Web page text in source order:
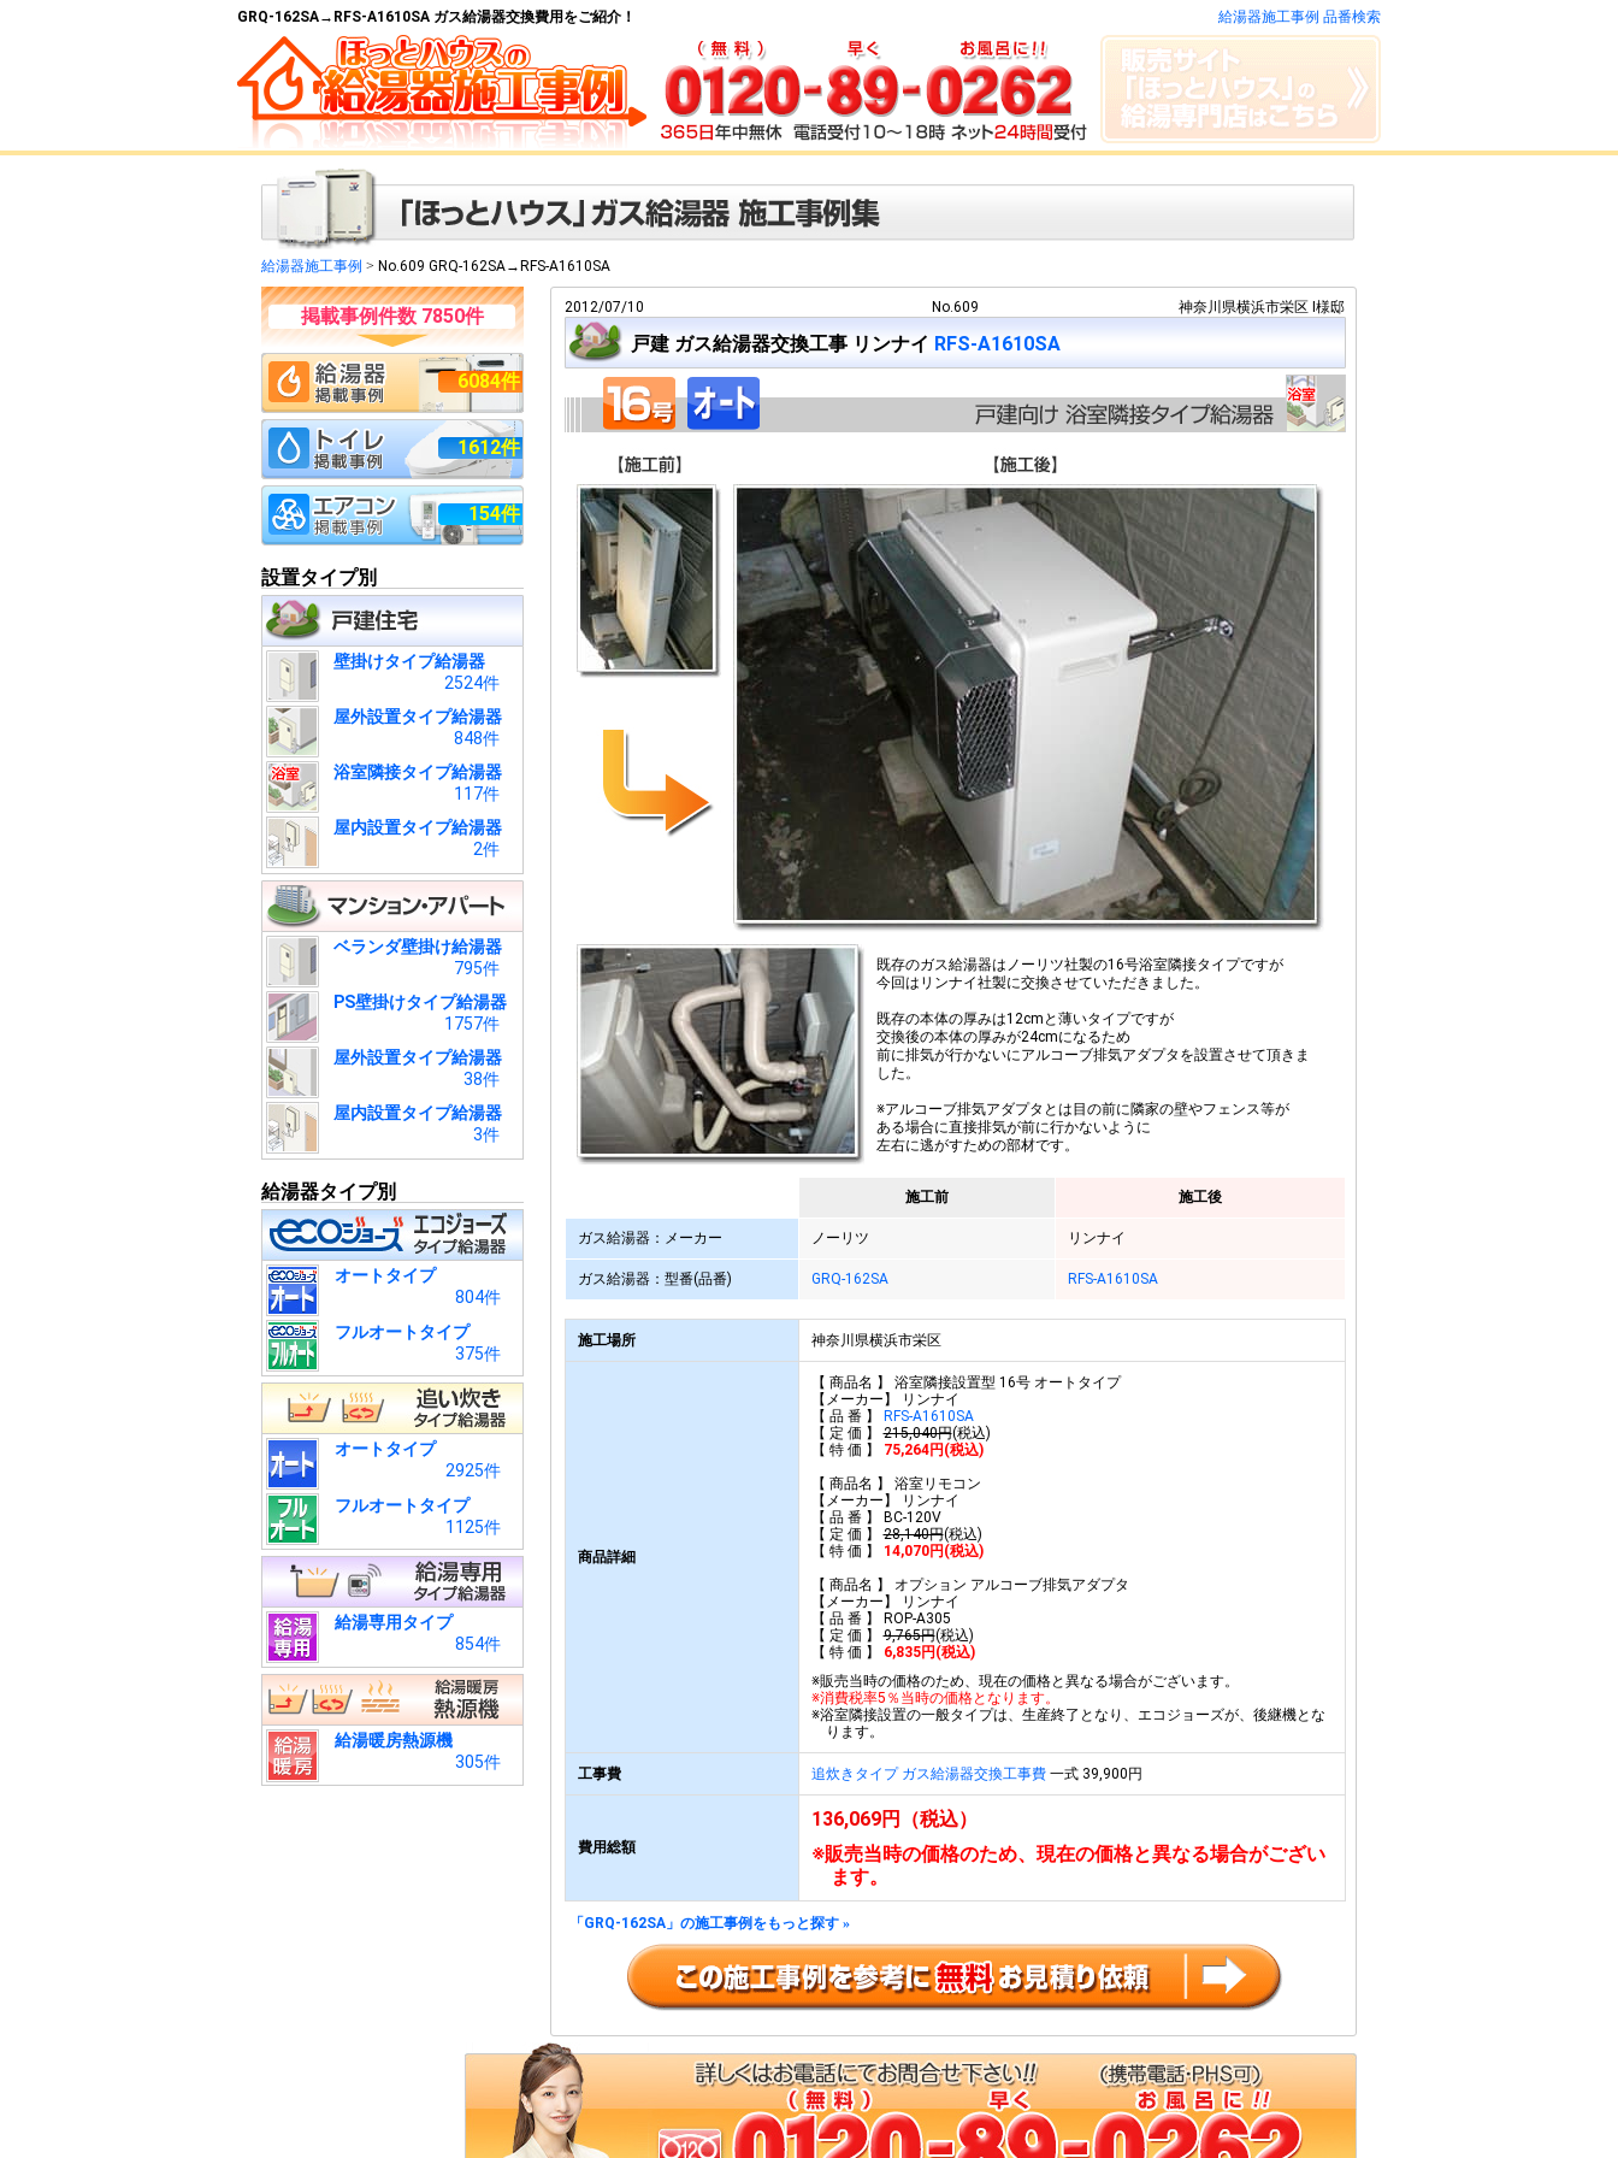
GRQ-162SA→RFS-A1610SA ガス給湯器交換費用をご紹介！ 給湯器施工事例 品番検索
給湯器施工事例 > No.609 GRQ-162SA→RFS-A1610SA
掲載事例件数 7850件
6084件
1612件
154件
設置タイプ別
壁掛けタイプ給湯器
2524件
屋外設置タイプ給湯器
848件
浴室隣接タイプ給湯器
117件
屋内設置タイプ給湯器
2件
ベランダ壁掛け給湯器
795件
PS壁掛けタイプ給湯器
1757件
屋外設置タイプ給湯器
38件
屋内設置タイプ給湯器
3件
給湯器タイプ別
オートタイプ
804件
フルオートタイプ
375件
オートタイプ
2925件
フルオートタイプ
1125件
給湯専用タイプ
854件
給湯暖房熱源機
305件
2012/07/10 No.609 神奈川県横浜市栄区 I様邸
戸建 ガス給湯器交換工事 リンナイ RFS-A1610SA
既存のガス給湯器はノーリツ社製の16号浴室隣接タイプですが
今回はリンナイ社製に交換させていただきました。
既存の本体の厚みは12cmと薄いタイプですが
交換後の本体の厚みが24cmになるため
前に排気が行かないにアルコーブ排気アダプタを設置させて頂きま
した。
※アルコーブ排気アダプタとは目の前に隣家の壁やフェンス等が
ある場合に直接排気が前に行かないように
左右に逃がすための部材です。
施工前 施工後
ガス給湯器：メーカー ノーリツ リンナイ
ガス給湯器：型番(品番) GRQ-162SA RFS-A1610SA
施工場所 神奈川県横浜市栄区
商品詳細
【 商品名 】 浴室隣接設置型 16号 オートタイプ
【メーカー】 リンナイ
【 品 番 】
RFS-A1610SA
【 定 価 】215,040円(税込)
【 特 価 】
75,264円(税込)
【 商品名 】 浴室リモコン
【メーカー】 リンナイ
【 品 番 】 BC-120V
【 定 価 】28,140円(税込)
【 特 価 】
14,070円(税込)
【 商品名 】 オプション アルコーブ排気アダプタ
【メーカー】 リンナイ
【 品 番 】 ROP-A305
【 定 価 】9,765円(税込)
【 特 価 】
6,835円(税込)
※販売当時の価格のため、現在の価格と異なる場合がございます。
※消費税率5％当時の価格となります。
※浴室隣接設置の一般タイプは、生産終了となり、エコジョーズが、後継機とな
ります。
工事費 追炊きタイプ ガス給湯器交換工事費一式 39,900円
費用総額
136,069円（税込）
※販売当時の価格のため、現在の価格と異なる場合がござい
ます。
「GRQ-162SA」の施工事例をもっと探す »